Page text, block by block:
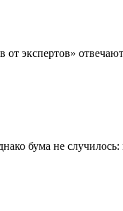
бума не случилось: